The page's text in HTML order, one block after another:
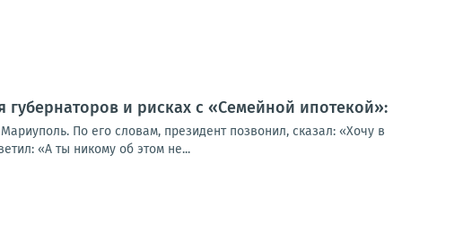
и рисках с «Семейной ипотекой»:
По его словам, президент позвонил, сказал: «Хочу в
«А ты никому об этом не...